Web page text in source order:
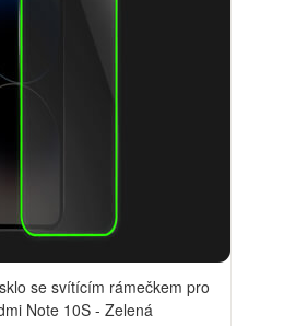
se svítícím rámečkem pro
Note 10S - Zelená